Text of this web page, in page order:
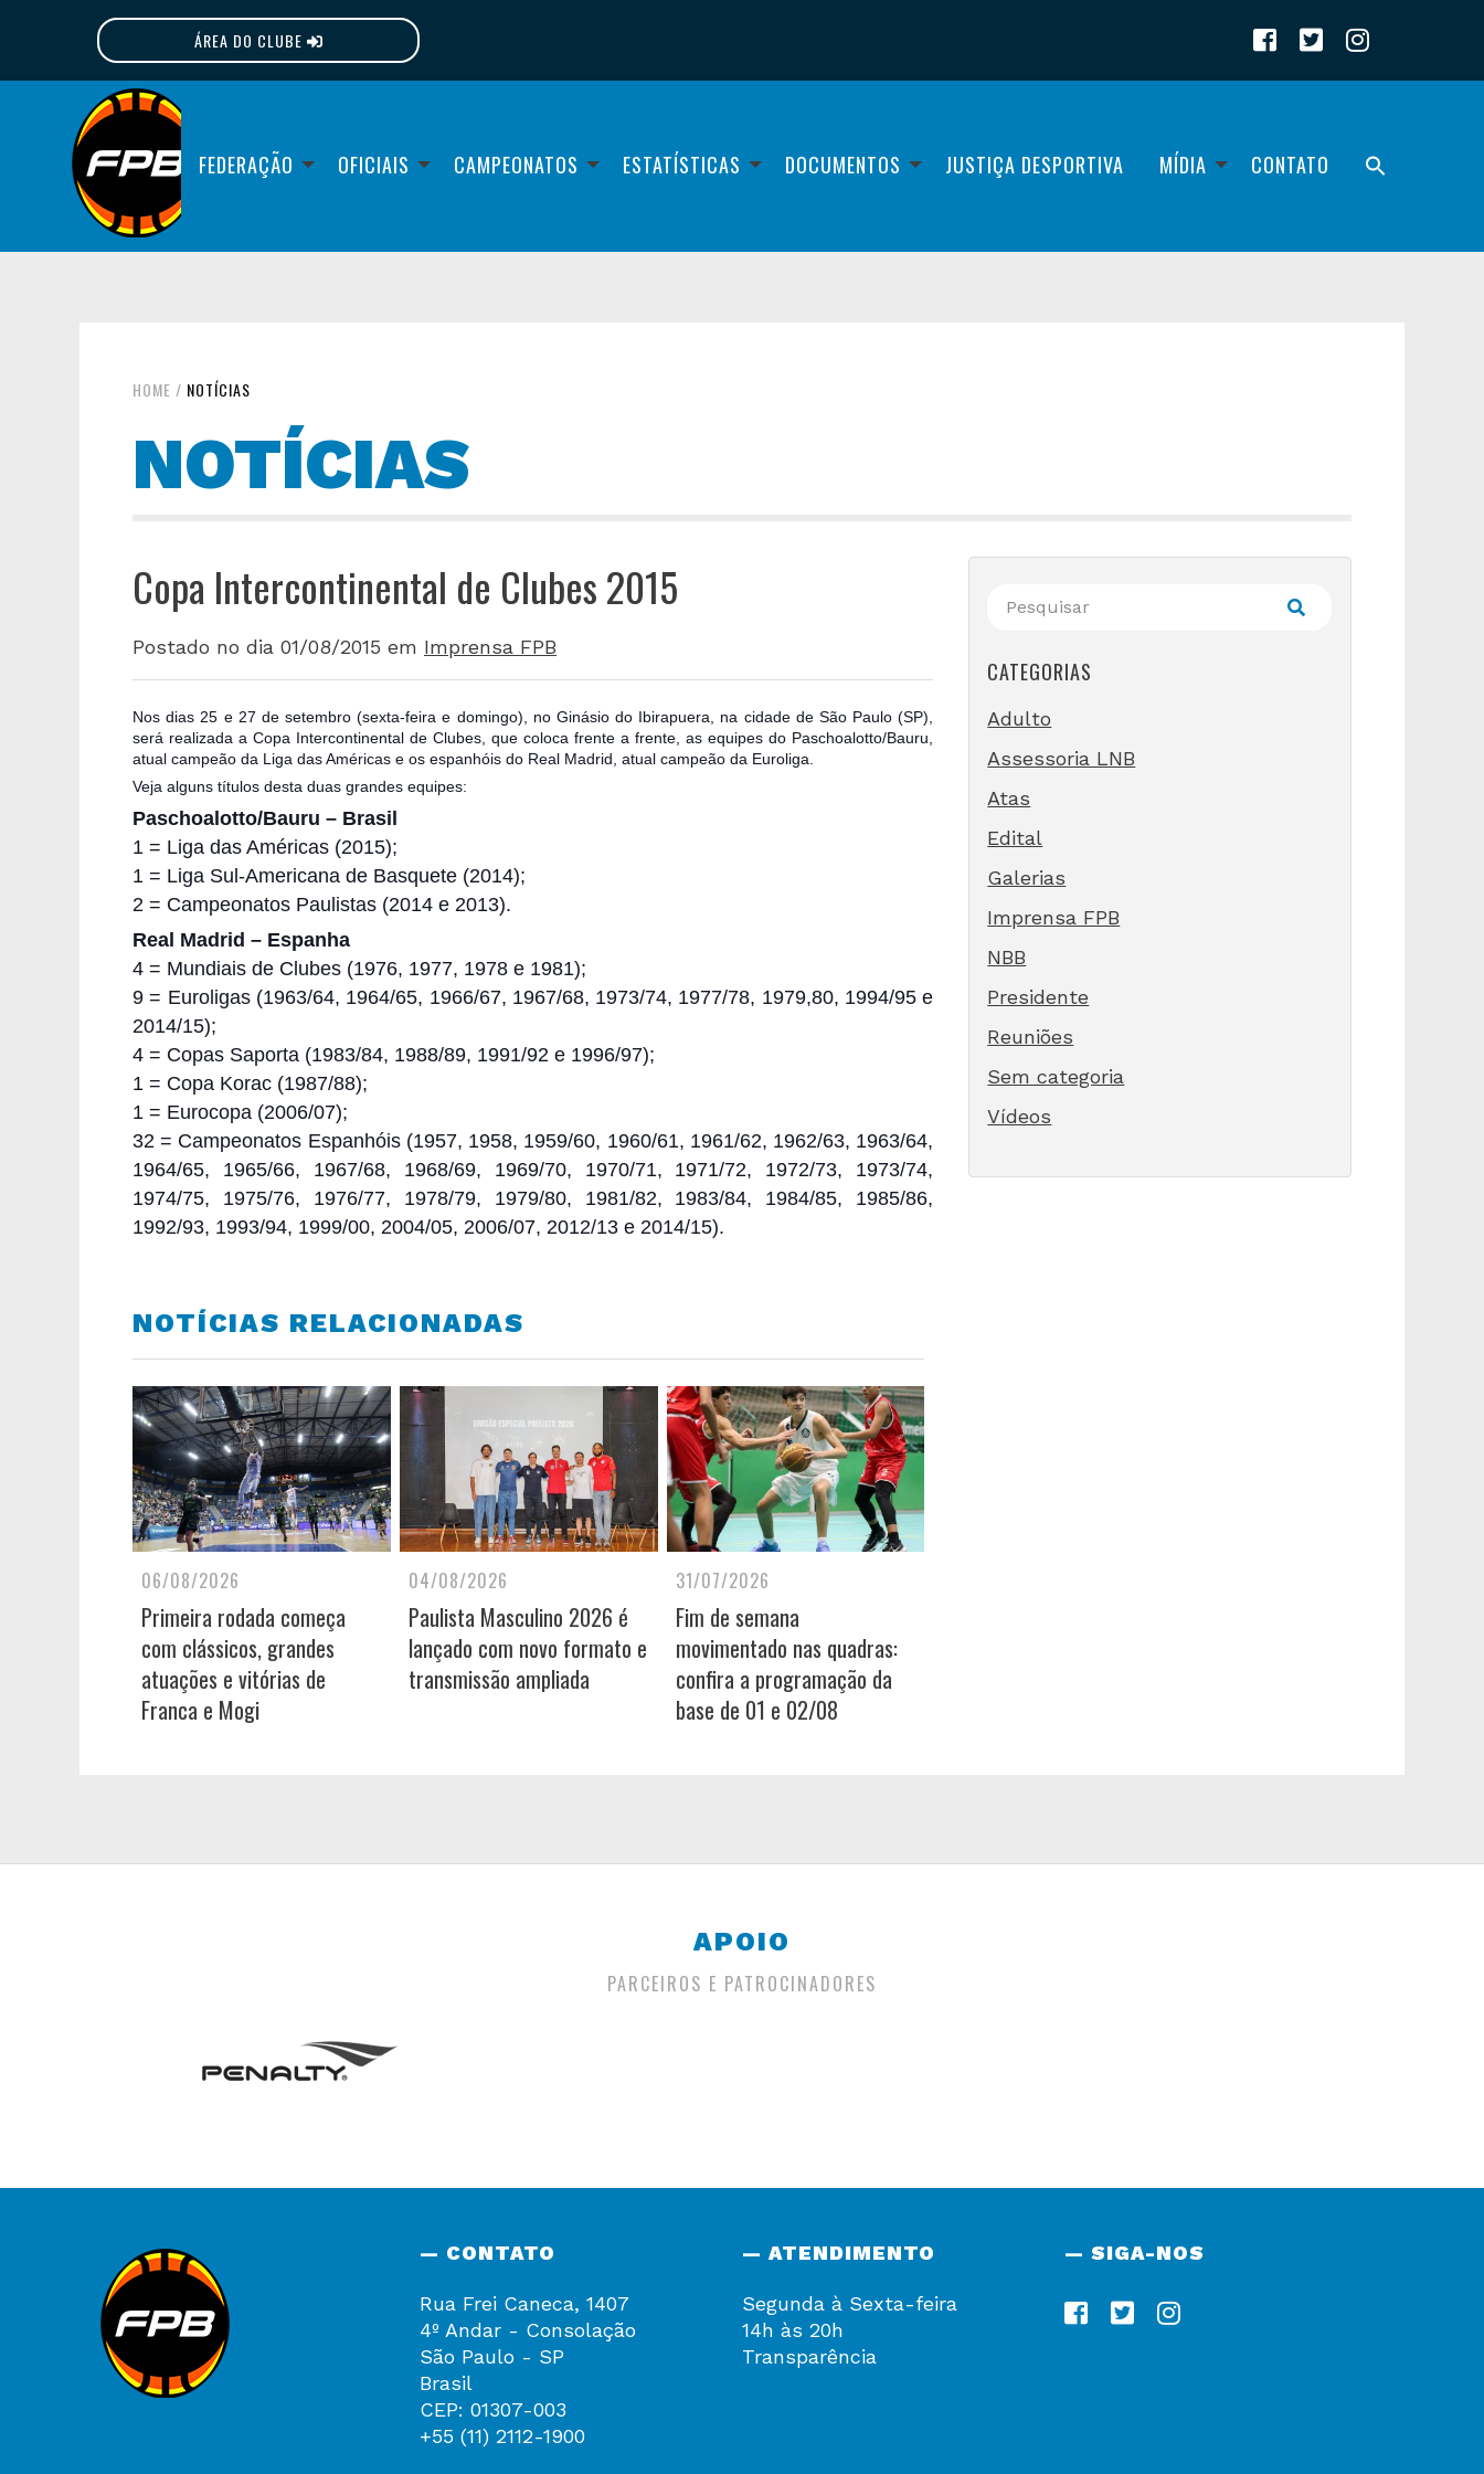
ÁREA DO CLUBE
FEDERAÇÃO OFICIAIS CAMPEONATOS ESTATÍSTICAS DOCUMENTOS JUSTIÇA DESPORTIVA MÍDIA CONTATO
HOME / NOTÍCIAS
NOTÍCIAS
Copa Intercontinental de Clubes 2015
Postado no dia 01/08/2015 em Imprensa FPB
Nos dias 25 e 27 de setembro (sexta-feira e domingo), no Ginásio do Ibirapuera, na cidade de São Paulo (SP),
será realizada a Copa Intercontinental de Clubes, que coloca frente a frente, as equipes do Paschoalotto/Bauru,
atual campeão da Liga das Américas e os espanhóis do Real Madrid, atual campeão da Euroliga.
Veja alguns títulos desta duas grandes equipes:
Paschoalotto/Bauru – Brasil
1 = Liga das Américas (2015);
1 = Liga Sul-Americana de Basquete (2014);
2 = Campeonatos Paulistas (2014 e 2013).
Real Madrid – Espanha
4 = Mundiais de Clubes (1976, 1977, 1978 e 1981);
9 = Euroligas (1963/64, 1964/65, 1966/67, 1967/68, 1973/74, 1977/78, 1979,80, 1994/95 e
2014/15);
4 = Copas Saporta (1983/84, 1988/89, 1991/92 e 1996/97);
1 = Copa Korac (1987/88);
1 = Eurocopa (2006/07);
32 = Campeonatos Espanhóis (1957, 1958, 1959/60, 1960/61, 1961/62, 1962/63, 1963/64,
1964/65, 1965/66, 1967/68, 1968/69, 1969/70, 1970/71, 1971/72, 1972/73, 1973/74,
1974/75, 1975/76, 1976/77, 1978/79, 1979/80, 1981/82, 1983/84, 1984/85, 1985/86,
1992/93, 1993/94, 1999/00, 2004/05, 2006/07, 2012/13 e 2014/15).
NOTÍCIAS RELACIONADAS
06/08/2026
Primeira rodada começa
com clássicos, grandes
atuações e vitórias de
Franca e Mogi
04/08/2026
Paulista Masculino 2026 é
lançado com novo formato e
transmissão ampliada
31/07/2026
Fim de semana
movimentado nas quadras:
confira a programação da
base de 01 e 02/08
CATEGORIAS
Adulto
Assessoria LNB
Atas
Edital
Galerias
Imprensa FPB
NBB
Presidente
Reuniões
Sem categoria
Vídeos
APOIO
PARCEIROS E PATROCINADORES
— CONTATO
Rua Frei Caneca, 1407
4º Andar - Consolação
São Paulo - SP
Brasil
CEP: 01307-003
+55 (11) 2112-1900
— ATENDIMENTO
Segunda à Sexta-feira
14h às 20h
Transparência
— SIGA-NOS